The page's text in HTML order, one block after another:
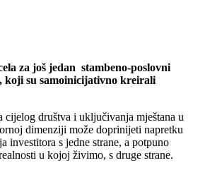
za još jedan stambeno-poslovni
koji su samoinicijativno kreirali
društva i uključivanja mještana u
dimenziji može doprinijeti napretku
investitora s jedne strane, a potpuno
u kojoj živimo, s druge strane.